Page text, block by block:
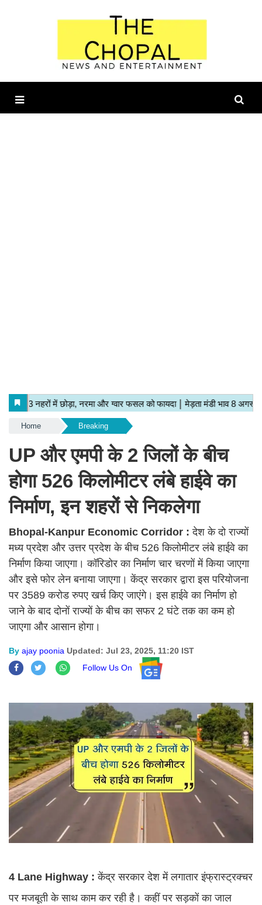
Home Breaking
UP और एमपी के 2 जिलों के बीच
होगा 526 किलोमीटर लंबे हाईवे का
निर्माण, इन शहरों से निकलेगा
Bhopal-Kanpur Economic Corridor :देश के दो राज्यों
मध्य प्रदेश और उत्तर प्रदेश के बीच 526 किलोमीटर लंबे हाईवे का
निर्माण किया जाएगा। कॉरिडोर का निर्माण चार चरणों में किया जाएगा
और इसे फोर लेन बनाया जाएगा। केंद्र सरकार द्वारा इस परियोजना
पर 3589 करोड रुपए खर्च किए जाएंगे। इस हाईवे का निर्माण हो
जाने के बाद दोनों राज्यों के बीच का सफर 2 घंटे तक का कम हो
जाएगा और आसान होगा।
By ajay poonia Updated: Jul 23, 2025, 11:20 IST
Follow Us On
4 Lane Highway : केंद्र सरकार देश में लगातार इंफ्रास्ट्रक्चर
पर मजबूती के साथ काम कर रही है। कहीं पर सड़कों का जाल